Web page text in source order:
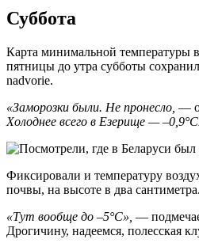
Суббота
Карта минимальной температуры
пятницы до утра субботы
nadvorie.
«Заморозки были. Не пронесло, —
Холоднее всего в Езерище —
Фиксировали и температуру
почвы, на высоте в два сантиметра.
«Тут вообще до –5°С», —
Дрогичину, надеемся, полесская